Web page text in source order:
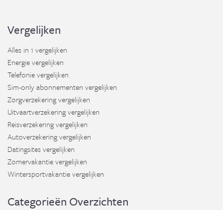
Vergelijken
Alles in 1 vergelijken
Energie vergelijken
Telefonie vergelijken
Sim-only abonnementen vergelijken
Zorgverzekering vergelijken
Uitvaartverzekering vergelijken
Reisverzekering vergelijken
Autoverzekering vergelijken
Datingsites vergelijken
Zomervakantie vergelijken
Wintersportvakantie vergelijken
Categorieën Overzichten